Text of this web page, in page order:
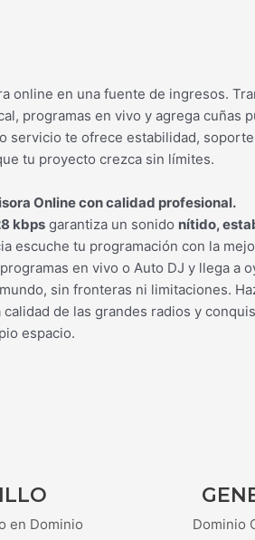
online en una fuente de ingresos.
programas en vivo y agrega cuñas
servicio te ofrece estabilidad,
tu proyecto crezca sin límites.
Online con calidad profesional.
kbps garantiza un sonido nítido,
escuche tu programación con la
en vivo o Auto DJ y llega a
sin fronteras ni limitaciones.
calidad de las grandes radios y
espacio.
en Dominio Dominio